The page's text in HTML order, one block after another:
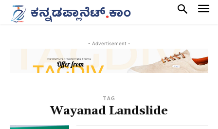
- Advertisement -
TAG
Wayanad Landslide